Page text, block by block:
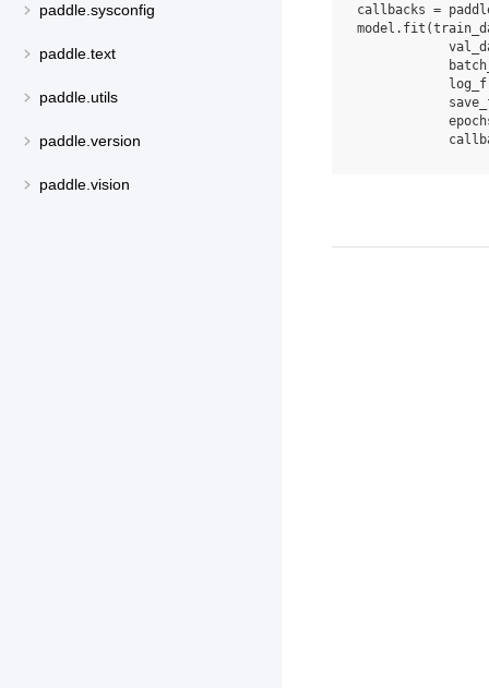
paddle.sysconfig
paddle.text
paddle.utils
paddle.version
paddle.vision
callbacks =
model . fit (